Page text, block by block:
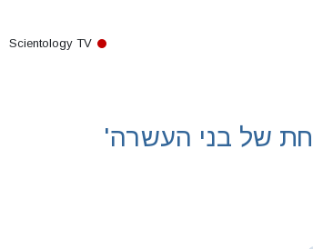
Scientology TV
של בני העשרה'